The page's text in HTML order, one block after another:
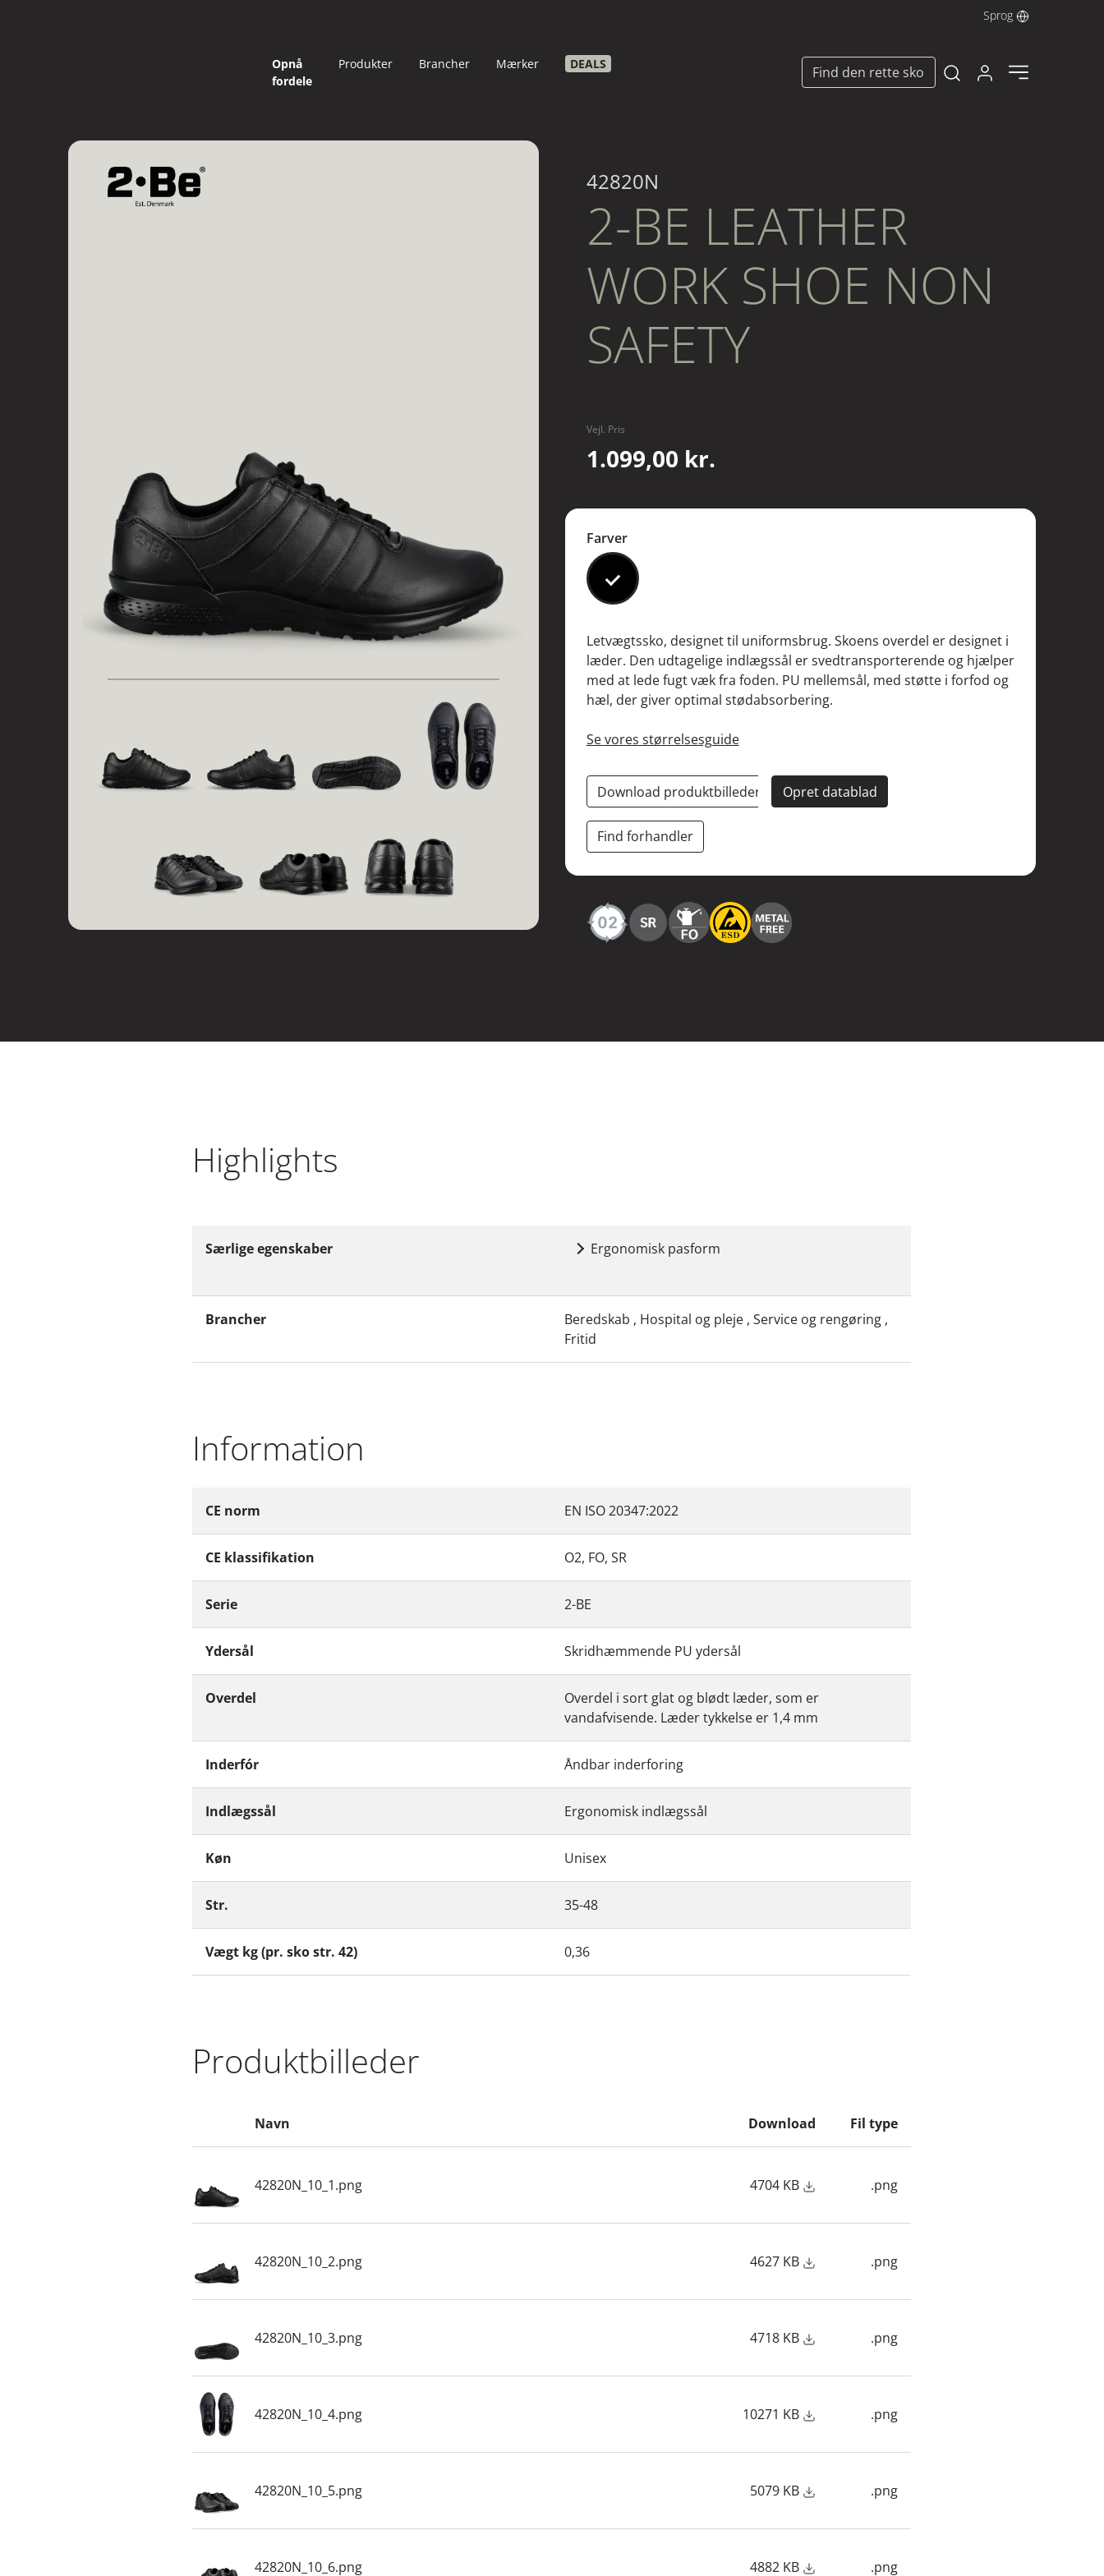
Sprog
Opnå
fordele
Produkter Brancher Mærker DEALS
Find den rette sko
Log ind her
42820N
2-BE LEATHER
WORK SHOE NON
SAFETY
Vejl. Pris
1.099,00 kr.
Farver
#000000
Letvægtssko, designet til uniformsbrug. Skoens overdel er designet i
læder. Den udtagelige indlægssål er svedtransporterende og hjælper
med at lede fugt væk fra foden. PU mellemsål, med støtte i forfod og
hæl, der giver optimal stødabsorbering.
Se vores størrelsesguide
Download produktbilleder Opret datablad
Find forhandler
Highlights
Særlige egenskaber Ergonomisk pasform
Brancher
Beredskab , Hospital og pleje , Service og rengøring ,
Fritid
Information
CE norm EN ISO 20347:2022
CE klassifikation O2, FO, SR
Serie 2-BE
Ydersål Skridhæmmende PU ydersål
Overdel
Overdel i sort glat og blødt læder, som er
vandafvisende. Læder tykkelse er 1,4 mm
Inderfór Åndbar inderforing
Indlægssål Ergonomisk indlægssål
Køn Unisex
Str. 35-48
Vægt kg (pr. sko str. 42) 0,36
Produktbilleder
Navn Download Fil type
42820N_10_1.png 4704 KB .png
42820N_10_2.png 4627 KB .png
42820N_10_3.png 4718 KB .png
42820N_10_4.png 10271 KB .png
42820N_10_5.png 5079 KB .png
42820N_10_6.png 4882 KB .png